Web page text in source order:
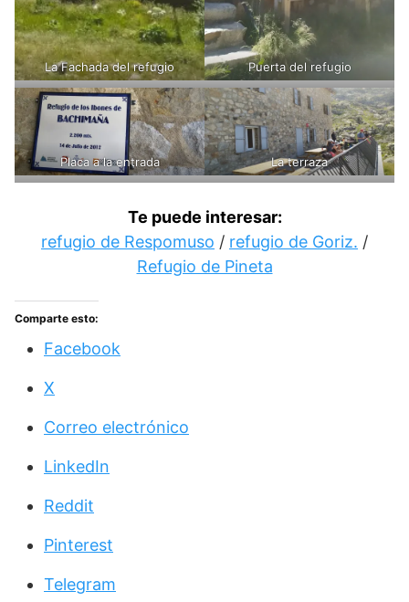
La Fachada del refugio Puerta del refugio
Placa a la entrada La terraza
Te puede interesar:
refugio de Respomuso / refugio de Goriz. /
Refugio de Pineta
Comparte esto:
Facebook
X
Correo electrónico
LinkedIn
Reddit
Pinterest
Telegram